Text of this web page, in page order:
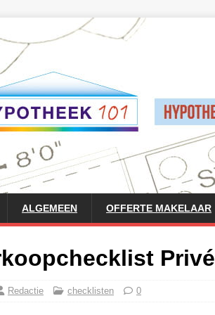
ALGEMEEN OFFERTE MAKELAAR
Privé
Redactie checklisten 0